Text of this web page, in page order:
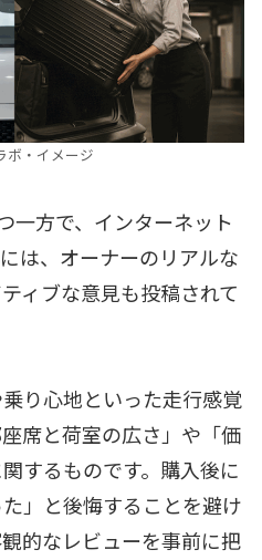
ボ・イメージ
一方で、インターネット
は、オーナーのリアルな
ィブな意見も投稿されて
り心地といった走行感覚
席と荷室の広さ」や「価
するものです。購入後に
」と後悔することを避け
的なレビューを事前に把